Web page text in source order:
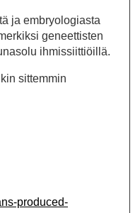
ja embryologiasta
geneettisten
ihmissiittiöillä.
sittemmin
produced-